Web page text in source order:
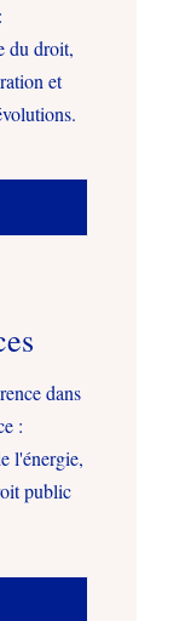
du droit,
et
dans
:
l'énergie,
public